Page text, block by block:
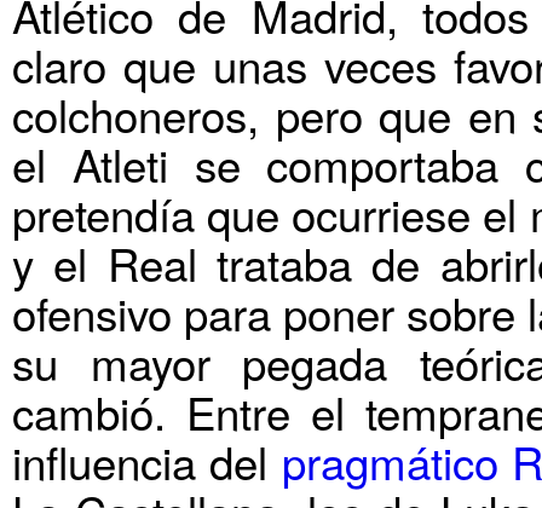
Atlético de Madrid,
claro que unas veces
colchoneros, pero que en
el Atleti se comportaba
pretendía que ocurriese
y el Real trataba de
ofensivo para poner sobre
su mayor pegada
cambió. Entre el
influencia del pragmático